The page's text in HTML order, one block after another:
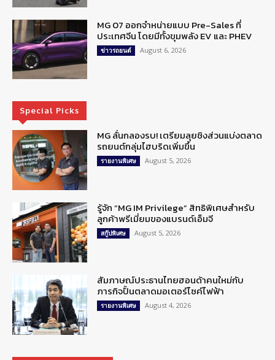
MG 07 ออกจำหน่ายแบบ Pre-Sales ที่
ประเทศจีน โดยมีทั้งขุมพลัง EV และ PHEV
ข่าวรถยนต์ August 6, 2026
Special Picks
MG ลั่นกลองรบ! เตรียมลุยชิงส่วนแบ่งตลาด
รถยนต์กลุ่มไฮบริดเพิ่มขึ้น
รายงานพิเศษ August 5, 2026
รู้จัก “MG IM Privilege” สิทธิพิเศษสำหรับ
ลูกค้าพรีเมี่ยมของแบรนด์เอ็มจี
สกู๊ปพิเศษ August 5, 2026
สัมภาษณ์ประธานไทยฮอนด้าคนใหม่กับ
ภารกิจปั้นตลาดมอเตอร์ไซค์ไฟฟ้า
รายงานพิเศษ August 4, 2026